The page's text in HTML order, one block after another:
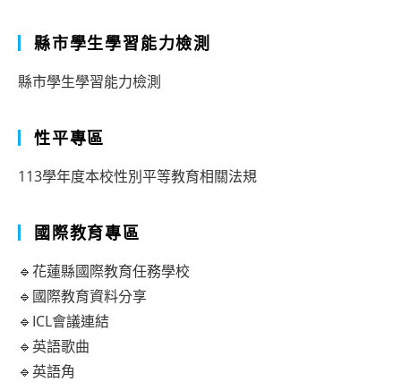
縣市學生學習能力檢測
縣市學生學習能力檢測
性平專區
113學年度本校性別平等教育相關法規
國際教育專區
🔹花蓮縣國際教育任務學校
🔹國際教育資料分享
🔹ICL會議連結
🔹英語歌曲
🔹英語角